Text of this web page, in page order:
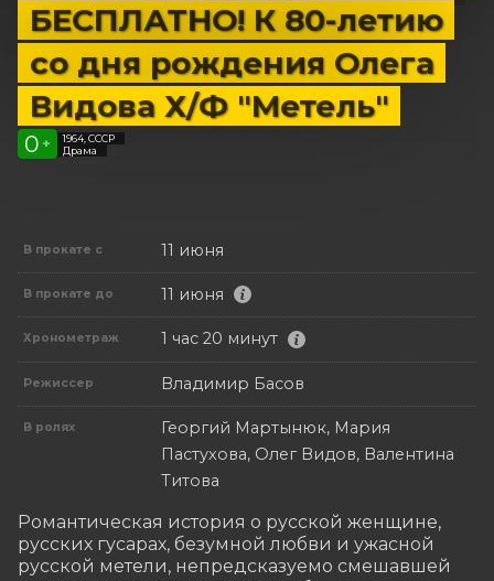
БЕСПЛАТНО! К 80-летию
со дня рождения Олега
Видова Х/Ф "Метель"
0 +
1964, СССР
Драма
В прокате с 11 июня
В прокате до 11 июня
Хронометраж 1 час 20 минут
Режиссер Владимир Басов
В ролях
Георгий Мартынюк, Мария
Пастухова, Олег Видов, Валентина
Титова
Романтическая история о русской женщине,
русских гусарах, безумной любви и ужасной
русской метели, непредсказуемо смешавшей